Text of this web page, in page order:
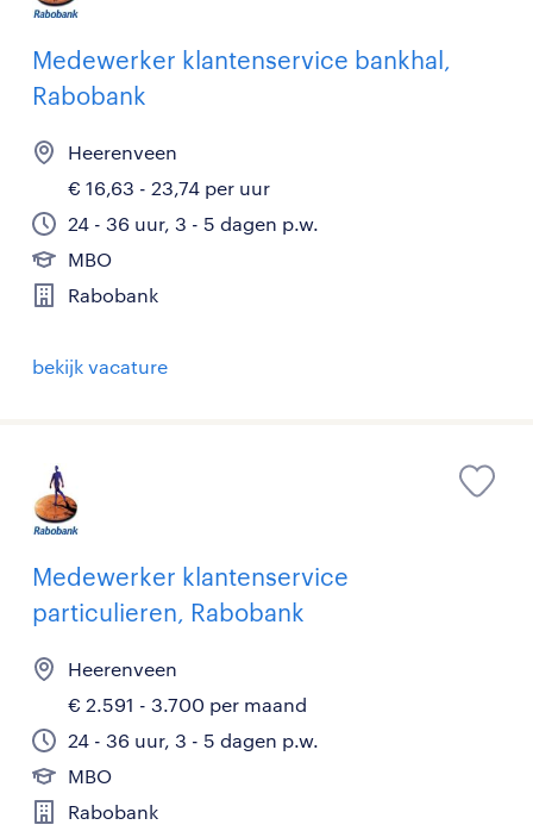
Medewerker klantenservice bankhal,
Rabobank
Heerenveen
€ 16,63 - 23,74 per uur
24 - 36 uur, 3 - 5 dagen p.w.
MBO
Rabobank
bekijk vacature
Medewerker klantenservice
particulieren, Rabobank
Heerenveen
€ 2.591 - 3.700 per maand
24 - 36 uur, 3 - 5 dagen p.w.
MBO
Rabobank